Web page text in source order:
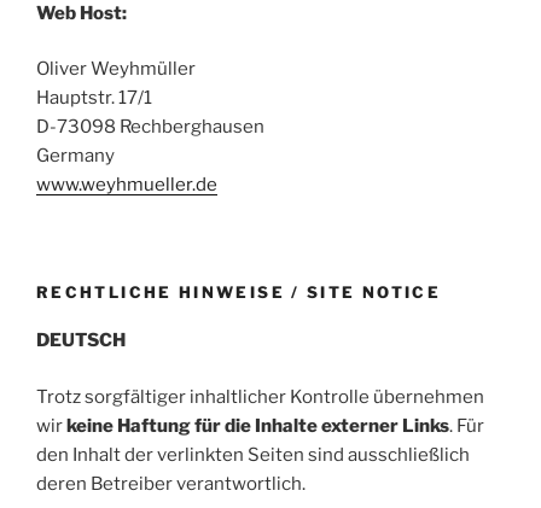
Web Host:
Oliver Weyhmüller
Hauptstr. 17/1
D-73098 Rechberghausen
Germany
www.weyhmueller.de
RECHTLICHE HINWEISE / SITE NOTICE
DEUTSCH
Trotz sorgfältiger inhaltlicher Kontrolle übernehmen
wirkeine Haftung für die Inhalte externer Links. Für
den Inhalt der verlinkten Seiten sind ausschließlich
deren Betreiber verantwortlich.